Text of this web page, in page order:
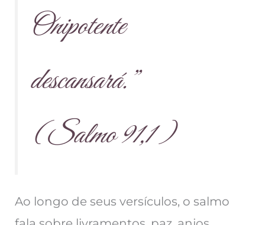
Onipotente
descansará.”
(Salmo 91,1 )
Ao longo de seus versículos, o salmo